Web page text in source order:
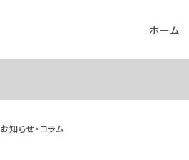
ホーム
お知らせ・コラム